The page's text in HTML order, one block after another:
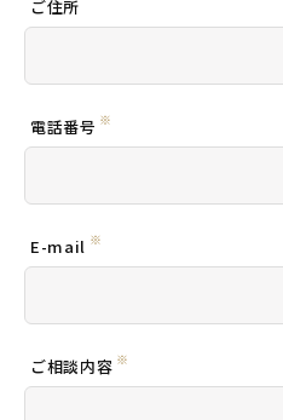
ご住所
電話番号※
E-mail ※
ご相談内容 ※